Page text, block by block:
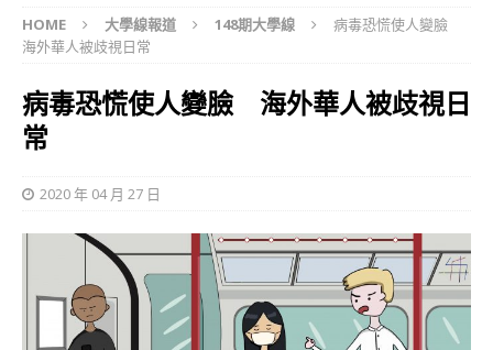
HOME 大學線報道 148期大學線
病毒恐慌使人變臉
海外華人被歧視日常
病毒恐慌使人變臉 海外華人被歧視日
常
2020 年 04 月 27 日